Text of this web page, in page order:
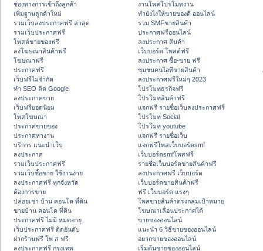
ช่องทางการเข้าถึงลูกค้า
เพิ่มฐานลูกค้าใหม่
รวมเว็บลงประกาศฟรี ล่าสุด
รวมเว็บประกาศฟรี
โพสต์ขายของฟรี
ลงโฆษณาสินค้าฟรี
โฆษณาฟรี
ประกาศฟรี
เว็บฟรีไม่จำกัด
ทำ SEO ติด Google
ลงประกาศขาย
เว็บฟรียอดนิยม
โพสโฆษณา
ประกาศขายของ
ประกาศหางาน
บริการ แนะนำเว็บ
ลงประกาศ
รวมเว็บประกาศฟรี
รวมเว็บซื้อขาย ใช้งานง่าย
ลงประกาศฟรี ทุกจังหวัด
ต้องการขาย
ปล่อยเช่า บ้าน คอนโด ที่ดิน
ขายบ้าน คอนโด ที่ดิน
ประกาศฟรี ไม่มี หมดอายุ
เว็บประกาศฟรี ติดอันดับ
ฝากร้านฟรี โพ ส ฟรี
ลงประกาศฟรี กรุงเทพ
งานโพสโปรโมทงาน
ทํายังไงให้ขายของดี ออนไลน์
รวม SMFขายสินค้า
ประกาศฟรีออนไลน์
ลงประกาศ สินค้า
เว็บบอร์ด โพสต์ฟรี
ลงประกาศ ซื้อ-ขาย ฟรี
ชุมชนคนไอทีขายสินค้า
ลงประกาศฟรีใหม่ๆ 2023
โปรโมทธุรกิจฟรี
โปรโมทสินค้าฟรี
แจกฟรี รายชื่อเว็บลงประกาศฟรี
โปรโมท Social
โปรโมท youtube
แจกฟรี รายชื่อเว็บ
แจกฟรีโพสเว็บบอร์ดsmf
เว็บบอร์ดsmfโพสฟรี
รายชื่อเว็บบอร์ดขายสินค้าฟรี
ลงประกาศฟรี เว็บบอร์ด
เว็บบอร์ดขายสินค้าฟรี
ฟรี เว็บบอร์ด แรงๆ
โพสขายสินค้าตรงกลุ่มเป้าหมาย
โฆษณาเลื่อนประกาศได้
ขายของออนไลน์
แนะนำ 6 วิธีขายของออนไลน์
อยากขายของออนไลน์
เริ่มต้นขายของออนไลน์